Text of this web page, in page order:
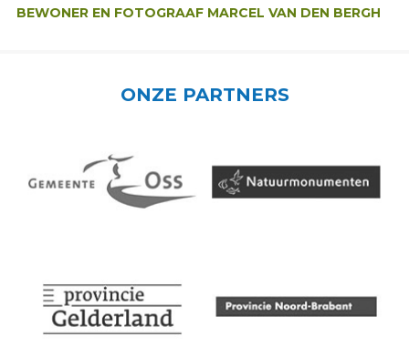
BEWONER EN FOTOGRAAF MARCEL VAN DEN BERGH
ONZE PARTNERS